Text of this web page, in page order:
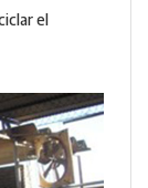
el